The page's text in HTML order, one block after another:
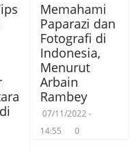
Memahami
Paparazi dan
Fotografi di
Indonesia,
Menurut
Arbain
Rambey
07/11/2022 -
14:55
0